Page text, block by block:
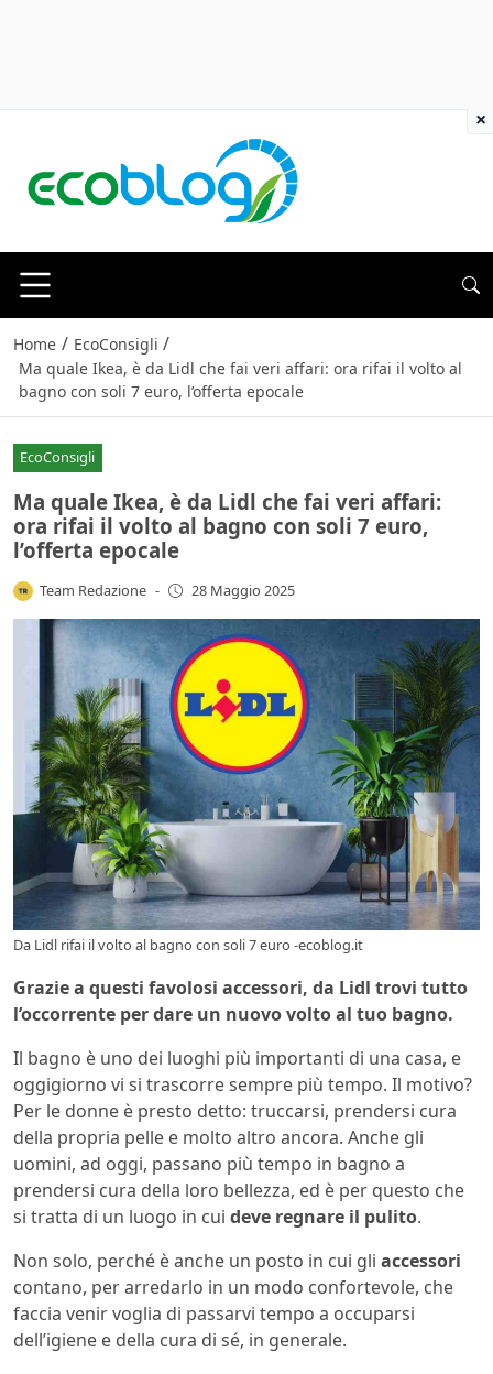
Home / EcoConsigli /
Ma quale Ikea, è da Lidl che fai veri affari: ora rifai il volto al
bagno con soli 7 euro, l’offerta epocale
EcoConsigli
Ma quale Ikea, è da Lidl che fai veri affari:
ora rifai il volto al bagno con soli 7 euro,
l’offerta epocale
Team Redazione - 28 Maggio 2025
Da Lidl rifai il volto al bagno con soli 7 euro -ecoblog.it
Grazie a questi favolosi accessori, da Lidl trovi tutto
l’occorrente per dare un nuovo volto al tuo bagno.
Il bagno è uno dei luoghi più importanti di una casa, e
oggigiorno vi si trascorre sempre più tempo. Il motivo?
Per le donne è presto detto: truccarsi, prendersi cura
della propria pelle e molto altro ancora. Anche gli
uomini, ad oggi, passano più tempo in bagno a
prendersi cura della loro bellezza, ed è per questo che
si tratta di un luogo in cui deve regnare il pulito.
Non solo, perché è anche un posto in cui gli accessori
contano, per arredarlo in un modo confortevole, che
faccia venir voglia di passarvi tempo a occuparsi
dell’igiene e della cura di sé, in generale.
×